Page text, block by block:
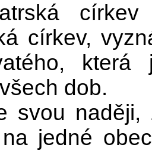
církev,
dob.
svou
jedné